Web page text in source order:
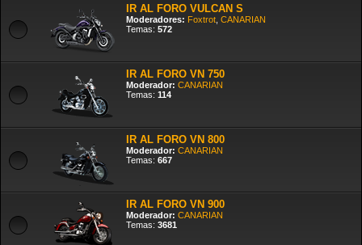
IR AL FORO VULCAN S
Moderadores: Foxtrot CANARIAN
Temas: 572
IR AL FORO VN 750
Moderador: CANARIAN
Temas: 114
IR AL FORO VN 800
Moderador: CANARIAN
Temas: 667
IR AL FORO VN 900
Moderador: CANARIAN
Temas: 3681